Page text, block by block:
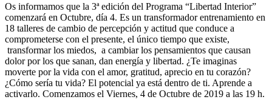
Os informamos que la 3ª edición del Programa “Libertad Interior”
comenzará en Octubre, día 4. Es un transformador entrenamiento en
18 talleres de cambio de percepción y actitud que conduce a
comprometerse con el presente, el único tiempo que existe,
transformar los miedos, a cambiar los pensamientos que causan
dolor por los que sanan, dan energía y libertad. ¿Te imaginas
moverte por la vida con el amor, gratitud, aprecio en tu corazón?
¿Cómo sería tu vida? El potencial ya está dentro de ti. Aprende a
activarlo. Comenzamos el Viernes, 4 de Octubre de 2019 a las 19 h.